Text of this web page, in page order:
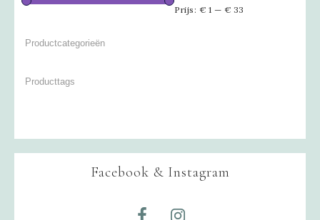
Prijs: € 1 — € 33
Facebook & Instagram